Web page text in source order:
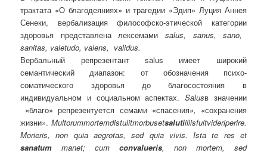
трактата «О благодеяниях» и трагедии «Эдип» Луция Аннея
Сенеки, вербализацияфилософско-этической категории
здоровья представлена лексемами salus, sanus,sano,
sanitas, valetudo, valens, validus.
Вербальный репрезентант salus имеет широкий
семантический диапазон: от обозначения психо-
соматического здоровья до благосостояния в
индивидуальном и социальном аспектах.Salusв значении
«благо» репрезентуется семами«спасения», «сохранения
жизни». Multorummortemdistulitmorbusetsalutiillisfuitvideriperire.
Morieris, non quia aegrotas, sed quia vivis. Ista te res et
sanatum manet; cum convalueris, non mortem, sed